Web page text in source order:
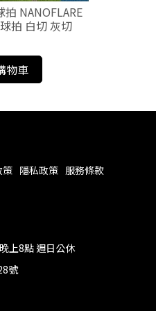
拍 NANOFLARE
拍 白切 灰切
物車
策 隱私政策 服務條款
上8點 週日公休
號